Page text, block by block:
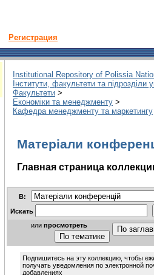
Регистрация
Institutional Repository of Polissia
Інститути, факультети та підрозділи
Факультети >
Економіки та менеджменту >
Кафедра менеджменту та маркетингу
Матеріали
Главная страница
В:
Искать
или просмотреть
Подпишитесь на эту коллекцию, чтобы
получать уведомления по электронной
добавлениях